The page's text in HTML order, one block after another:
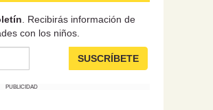
. Recibirás información de
con los niños.
SUSCRÍBETE
PUBLICIDAD